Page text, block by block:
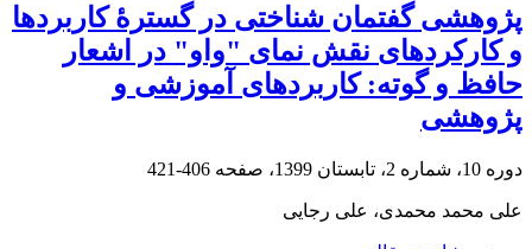
پژوهشی گفتمان شناختی در گسترۀ کاربردها
و کارکردهای نقش نمای "واو" در اشعار
حافظ و گوته: کاربردهای آموزشی و
پژوهشی
دوره 10، شماره 2، تابستان 1399، صفحه 406-421
علی محمد محمدی، علی رجایی